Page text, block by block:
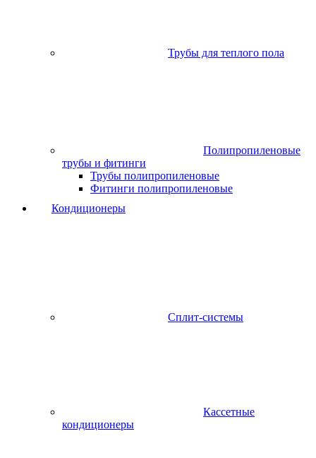
Трубы для теплого пола
Полипропиленовые
трубы и фитинги
Трубы полипропиленовые
Фитинги полипропиленовые
Кондиционеры
Сплит-системы
Кассетные
кондиционеры